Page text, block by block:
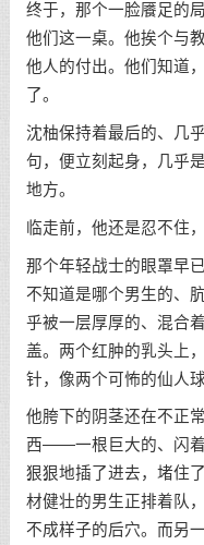
终于，那个一脸餍足的
他们这一桌。他挨个与
他人的付出。他们知道
了。
沈柚保持着最后的、几
句，便立刻起身，几乎
地方。
临走前，他还是忍不住
那个年轻战士的眼罩早
不知道是哪个男生的、
乎被一层厚厚的、混合
盖。两个红肿的乳头上
针，像两个可怖的仙人球
他胯下的阴茎还在不正
西——一根巨大的、闪
狠狠地插了进去，堵住
材健壮的男生正排着队
不成样子的后穴。而另